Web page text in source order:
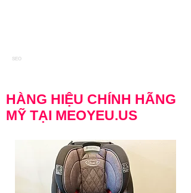
SEO
HÀNG HIỆU CHÍNH HÃNG
MỸ TẠI MEOYEU.US